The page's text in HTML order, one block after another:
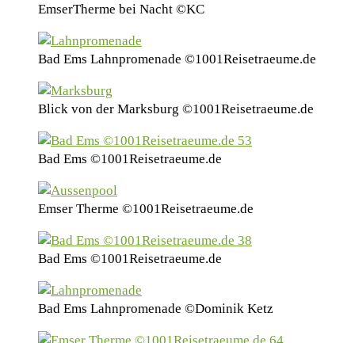
EmserTherme bei Nacht ©KC
Bad Ems Lahnpromenade ©1001Reisetraeume.de
Blick von der Marksburg ©1001Reisetraeume.de
Bad Ems ©1001Reisetraeume.de
Emser Therme ©1001Reisetraeume.de
Bad Ems ©1001Reisetraeume.de
Bad Ems Lahnpromenade ©Dominik Ketz